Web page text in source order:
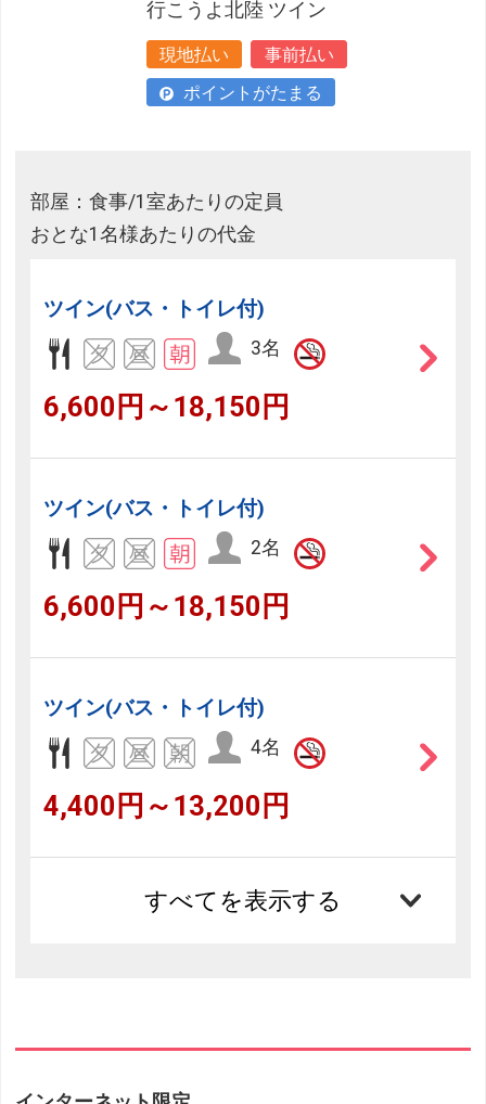
行こうよ北陸 ツイン
現地払い
事前払い
ポイントがたまる
部屋：食事/1室あたりの定員
おとな1名様あたりの代金
ツイン(バス・トイレ付)
3名
6,600円～18,150円
ツイン(バス・トイレ付)
2名
6,600円～18,150円
ツイン(バス・トイレ付)
4名
4,400円～13,200円
すべてを表示する